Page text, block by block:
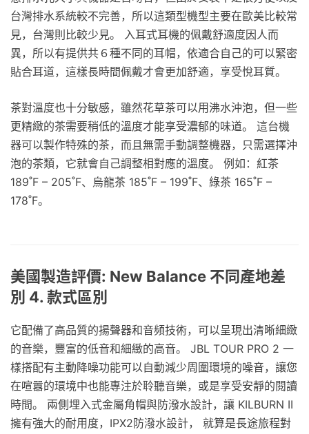
台灣排水系統較不完善，所以這類型機型主要在歐美比較常
見，台灣則比較少見。 入耳式耳機的佩戴舒適度因人而
異，所以有提供共６種不同的耳帽，依適合自己的可以緊密
貼合耳道，這樣長時間佩戴才會更加舒適，享受悅耳質。
茶對溫度也十分敏感，雖然花草茶可以用沸水沖泡，但一些
更精緻的茶需要稍低的溫度才能享受濃郁的味道。 這台機
器可以製作特殊的茶，而且無需手動調整機器，只需選擇沖
泡的茶類，它就會自己調整相對應的溫度。 例如：紅茶
189˚F – 205˚F、烏龍茶 185˚F – 199˚F、綠茶 165˚F –
178˚F。
美國製造評價: New Balance 不同產地差
別 4. 款式區別
它配備了高品質的揚聲器和音頻技術，可以呈現出清晰細緻
的音樂，豐富的低音和細緻的高音。 JBL TOUR PRO 2 一
樣搭配有主動降噪功能可以自動減少周圍環境的噪音，讓您
在喧囂的環境中也能專注於聆聽音樂，或是享受安靜的閱讀
時間。 兩側埋入式金屬角帽與防潑水設計，讓 KILBURN II
擁有強大的耐用度，IPX2防潑水設計， 就算是長途旅程對